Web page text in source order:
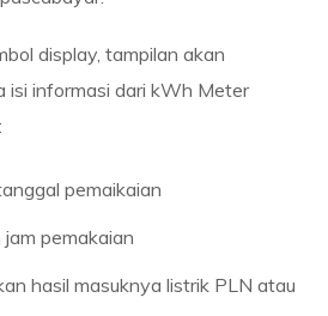
display, tampilan akan
isi informasi dari kWh Meter
pemaikaian
jam pemakaian
hasil masuknya listrik PLN atau